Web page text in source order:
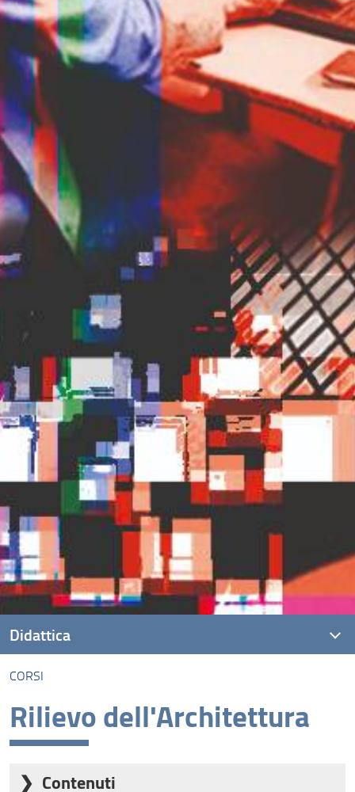
CORSI
Rilievo dell'Architettura
Contenuti
Didattica
Corsi
Seminari Tematici
Master
Tirocini